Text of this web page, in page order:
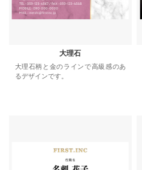
大理石
大理石柄と金のラインで高級感のあ
るデザインです。